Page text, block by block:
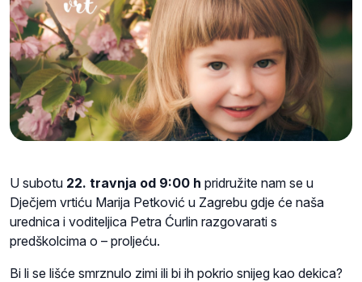
U subotu 22. travnja od 9:00 h pridružite nam se u
Dječjem vrtiću Marija Petković u Zagrebu gdje će naša
urednica i voditeljica Petra Ćurlin razgovarati s
predškolcima o – proljeću.
Bi li se lišće smrznulo zimi ili bi ih pokrio snijeg kao dekica?